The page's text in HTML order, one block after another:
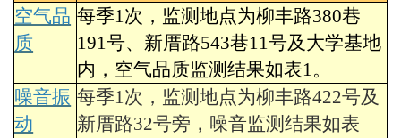
空气品
质
每季1 次，监测地点为柳丰路380巷
191号、新厝路543巷11号及大学基地
内，空气品质监测结果如表1 。
噪音振
动
每季1 次，监测地点为柳丰路422号及
新厝路32号旁，噪音监测结果如表